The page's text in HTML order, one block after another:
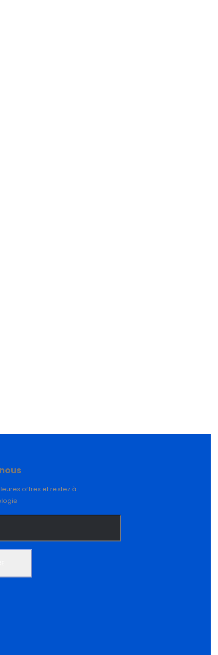
offres et restez à